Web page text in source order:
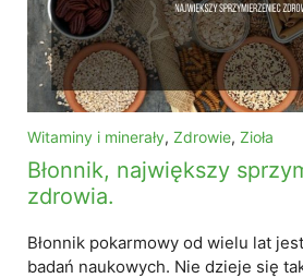
Witaminy i minerały, Zdrowie, Zioła
Błonnik, największy
zdrowia.
Błonnik pokarmowy od wielu lat
badań naukowych. Nie dzieje się